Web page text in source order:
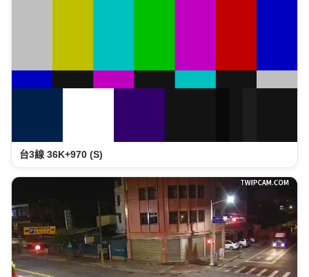
台3線 36K+970 (S)